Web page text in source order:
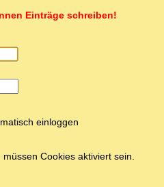
Einträge schreiben!
einloggen
Cookies aktiviert sein.